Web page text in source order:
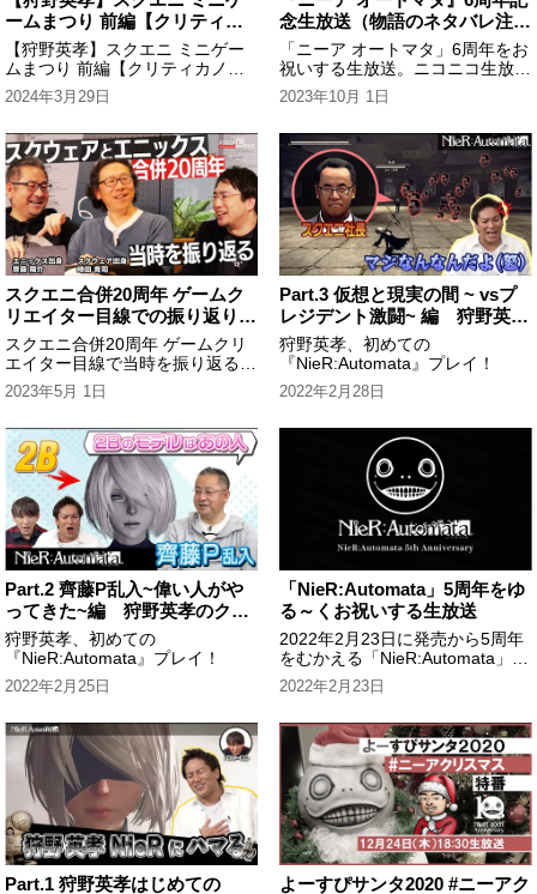
ームまつり 前編【クリティカ
ノヒット】
【狩野英孝】スクエニ ミニゲー
ムまつり 前編【クリティカノヒ
ット】
2024年3月29日
念生放送（物語のネタバレ注
意）
「ニーア オートマタ」6周年をお
祝いする生放送。ニコニコ生放送
側で観覧者募集あり。
2023年10月 1日
スクエニ合併20周年 ゲームク
リエイター目線での振り返り
時田貴司 ＆ 齊藤陽介
スクエニ合併20周年 ゲームクリ
エイター目線で当時を振り返る
時田貴司 ＆ 齊藤陽介
2023年5月 1日
Part.3 仮想と現実の間 ~ vsプ
レジデント激闘~ 編 狩野英孝
のクリティカノヒット
狩野英孝、初めての
『NieR:Automata』プレイ！
2022年2月28日
Part.2 齊藤P乱入~偉い人がや
ってきた~編 狩野英孝のクリ
ティカノヒット
狩野英孝、初めての
『NieR:Automata』プレイ！
2022年2月25日
「NieR:Automata」5周年をゆ
る～くお祝いする生放送
2022年2月23日に発売から5周年
をむかえる「NieR:Automata」
周年をお祝いするために、開発陣
と作曲家が集まってゆる～いトー
2022年2月23日
Part.1 狩野英孝はじめての
よーすぴサンタ2020 #ニーアク